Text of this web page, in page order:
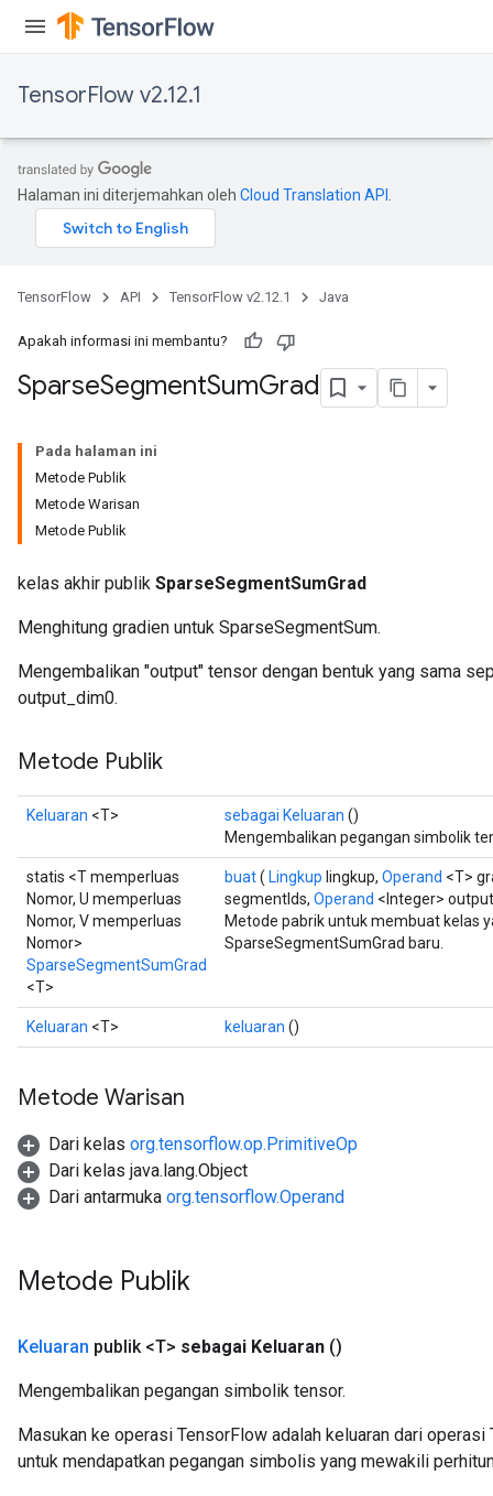
TensorFlow v2.12.1
Halaman ini diterjemahkan oleh Cloud Translation API
TensorFlow API TensorFlow v2.12.1 Java
Apakah informasi ini membantu?
SparseSegmentSumGrad
Pada halaman ini
Metode Publik
Metode Warisan
Metode Publik
kelas akhir publik SparseSegmentSumGrad
Menghitung gradien untuk SparseSegmentSum.
Mengembalikan "output" tensor dengan bentuk yang sama
output_dim0.
Metode Publik
Keluaran <T> sebagai Keluaran ()
Mengembalikan pegangan simbolik
statis <T memperluas
Nomor, U memperluas
Nomor, V memperluas
Nomor>
SparseSegmentSumGrad
<T>
buat( Lingkup lingkup, Operand <T>
segmentIds, Operand <Integer>
Metode pabrik untuk membuat kelas
SparseSegmentSumGrad baru.
Keluaran <T> keluaran ()
Metode Warisan
Dari kelas org.tensorflow.op.PrimitiveOp
Dari kelas java.lang.Object
Dari antarmuka org.tensorflow.Operand
Metode Publik
Keluaran publik <T> sebagai Keluaran ()
Mengembalikan pegangan simbolik tensor.
Masukan ke operasi TensorFlow adalah keluaran dari
untuk mendapatkan pegangan simbolis yang mewakili